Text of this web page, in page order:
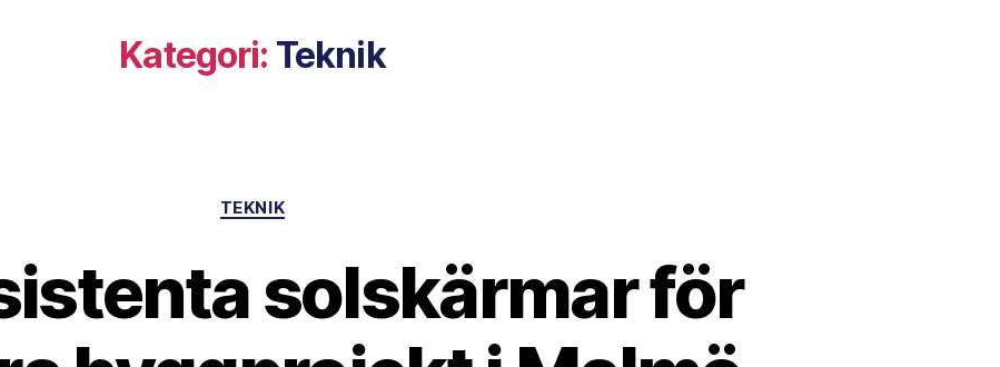
Kategori: Teknik
Kategorier
TEKNIK
solskärmar för